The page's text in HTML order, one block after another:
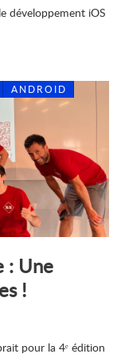
développement iOS
ANDROID
: Une
!
pour la 4ᵉ édition